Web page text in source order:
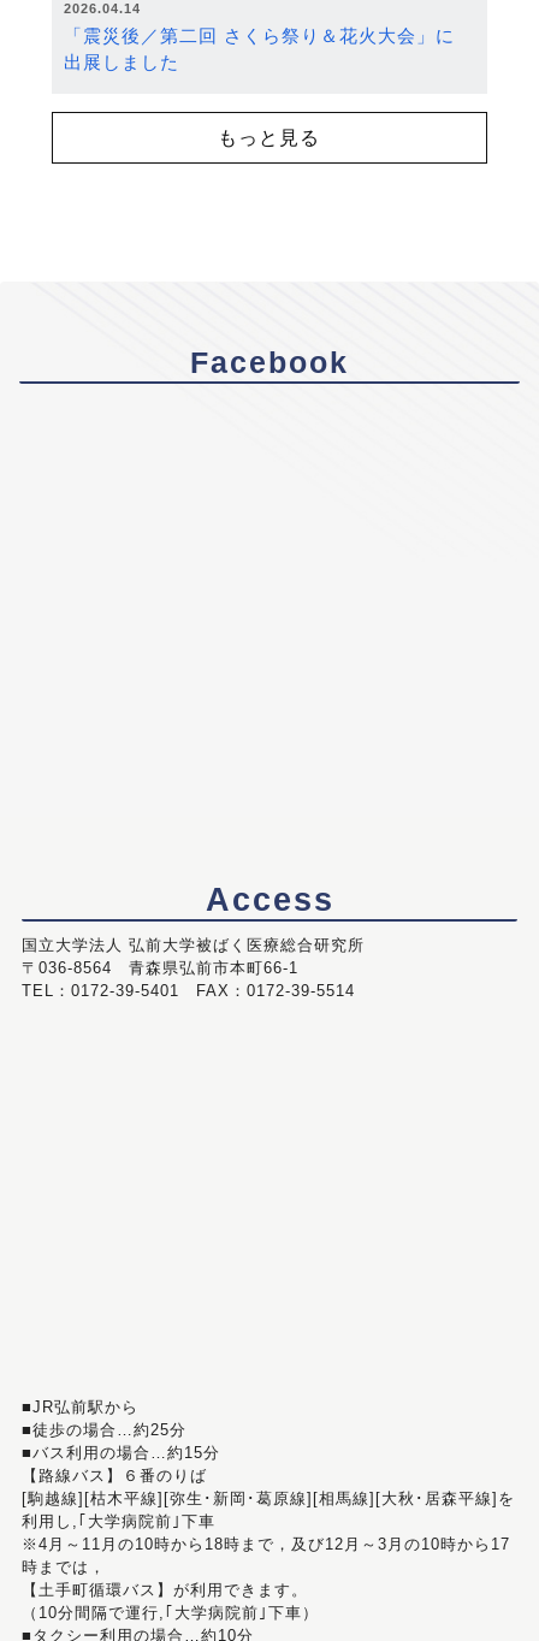
2026.04.14
「震災後／第二回 さくら祭り＆花火大会」に
出展しました
もっと見る
Facebook
Access
国立大学法人 弘前大学被ばく医療総合研究所
〒036-8564 青森県弘前市本町66-1
TEL：0172-39-5401 FAX：0172-39-5514
■JR弘前駅から
■徒歩の場合…約25分
■バス利用の場合…約15分
【路線バス】６番のりば
[駒越線][枯木平線][弥生･新岡･葛原線][相馬線][大秋･居森平線]を
利用し,｢大学病院前｣下車
※4月～11月の10時から18時まで，及び12月～3月の10時から17
時までは，
【土手町循環バス】が利用できます。
（10分間隔で運行,｢大学病院前｣下車）
■タクシー利用の場合…約10分